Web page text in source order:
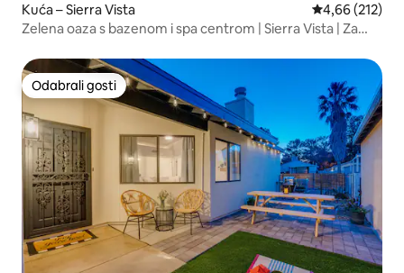
Kuća – Sierra Vista Prosječna
4,66 (212)
Zelena oaza s bazenom i spa centrom | Sierra Vista | Za
Odabrali gosti
Odabrali gosti